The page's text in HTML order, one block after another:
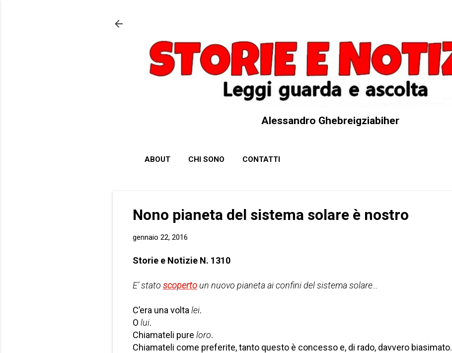
Alessandro Ghebreigziabiher
ABOUT CHI SONO CONTATTI
Nono pianeta del sistema solare è nostro
gennaio 22, 2016
Storie e Notizie N. 1310
E’ stato scoperto un nuovo pianeta ai confini del sistema solare…
C’era una volta lei.
O lui.
Chiamateli pure loro.
Chiamateli come preferite, tanto questo è concesso e, di rado, davvero biasimato.